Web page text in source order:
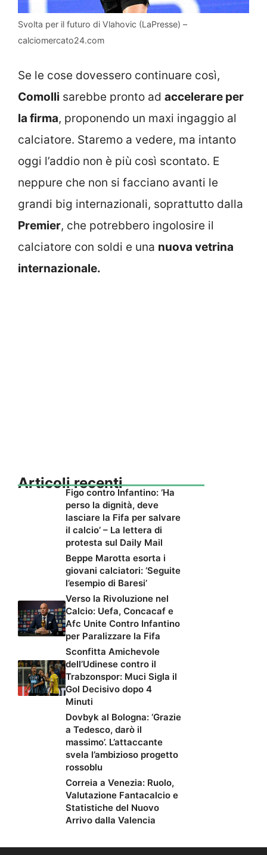
Svolta per il futuro di Vlahovic (LaPresse) –
calciomercato24.com
Se le cose dovessero continuare così,
Comolli sarebbe pronto ad accelerare per
la firma, proponendo un maxi ingaggio al
calciatore. Staremo a vedere, ma intanto
oggi l’addio non è più così scontato. E
neppure che non si facciano avanti le
grandi big internazionali, soprattutto dalla
Premier, che potrebbero ingolosire il
calciatore con soldi e una nuova vetrina
internazionale.
Articoli recenti
Figo contro Infantino: ‘Ha
perso la dignità, deve
lasciare la Fifa per salvare
il calcio’ – La lettera di
protesta sul Daily Mail
Beppe Marotta esorta i
giovani calciatori: ‘Seguite
l’esempio di Baresi’
Verso la Rivoluzione nel
Calcio: Uefa, Concacaf e
Afc Unite Contro Infantino
per Paralizzare la Fifa
Sconfitta Amichevole
dell’Udinese contro il
Trabzonspor: Muci Sigla il
Gol Decisivo dopo 4
Minuti
Dovbyk al Bologna: ‘Grazie
a Tedesco, darò il
massimo’. L’attaccante
svela l’ambizioso progetto
rossoblu
Correia a Venezia: Ruolo,
Valutazione Fantacalcio e
Statistiche del Nuovo
Arrivo dalla Valencia